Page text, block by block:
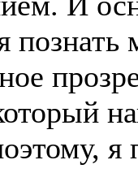
познать
я